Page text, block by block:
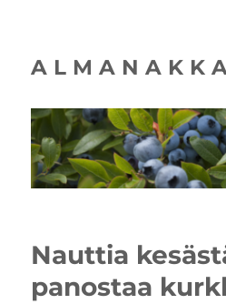
A L M A N A K K
Nauttia
panostaa